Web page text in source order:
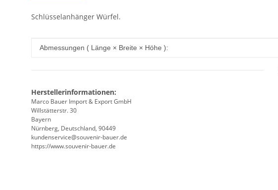
Schlüsselanhänger Würfel.
Produkteigenschaft
Wert
Abmessungen ( Länge × Breite × Höhe ):
Herstellerinformationen:
Marco Bauer Import & Export GmbH
Willstätterstr. 30
Bayern
Nürnberg, Deutschland, 90449
kundenservice@souvenir-bauer.de
https://www.souvenir-bauer.de